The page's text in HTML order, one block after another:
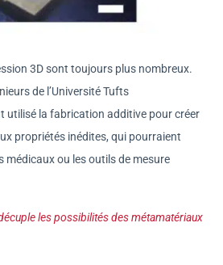
3D sont toujours plus nombreux.
de l’Université Tufts
utilisé la fabrication additive pour créer
propriétés inédites, qui pourraient
médicaux ou les outils de mesure
les possibilités des métamatériaux